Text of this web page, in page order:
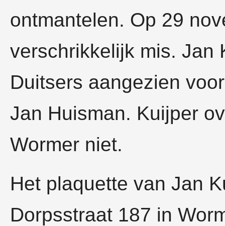
ontmantelen. Op 29
verschrikkelijk mis. Jan
Duitsers aangezien
Jan Huisman. Kuijper
Wormer niet.
Het plaquette van Jan
Dorpsstraat 187 in